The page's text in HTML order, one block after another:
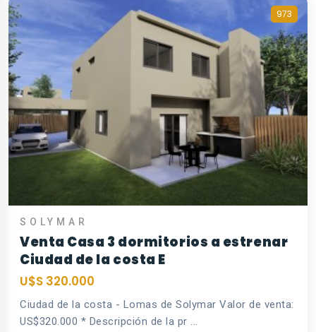
973
SOLYMAR
Venta Casa 3 dormitorios a estrenar
Ciudad de la costa E
U$S 320.000
Ciudad de la costa - Lomas de Solymar Valor de venta:
US$320.000 * Descripción de la pr ...